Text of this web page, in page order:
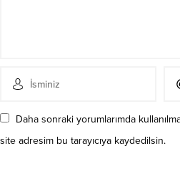
Daha sonraki yorumlarımda
site adresim bu tarayıcıya kaydedilsin.